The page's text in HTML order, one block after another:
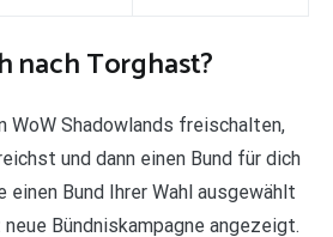
nach Torghast?
WoW Shadowlands freischalten,
und dann einen Bund für dich
einen Bund Ihrer Wahl ausgewählt
Bündniskampagne angezeigt.